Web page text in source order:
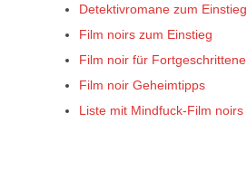
Detektivromane zum Einstieg
Film noirs zum Einstieg
Film noir für Fortgeschrittene
Film noir Geheimtipps
Liste mit Mindfuck-Film noirs